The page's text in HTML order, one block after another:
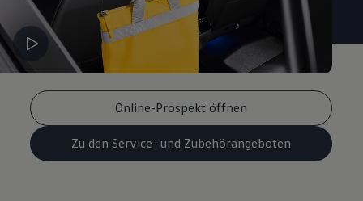
Online-Prospekt öffnen
Zu den Service- und Zubehörangeboten